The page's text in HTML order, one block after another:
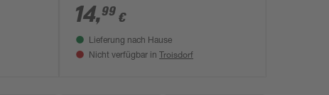
14,99 €
Lieferung nach Hause
Nicht verfügbar in Troisdorf